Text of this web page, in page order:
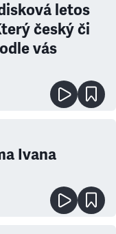
letos
český či
vás
Ivana